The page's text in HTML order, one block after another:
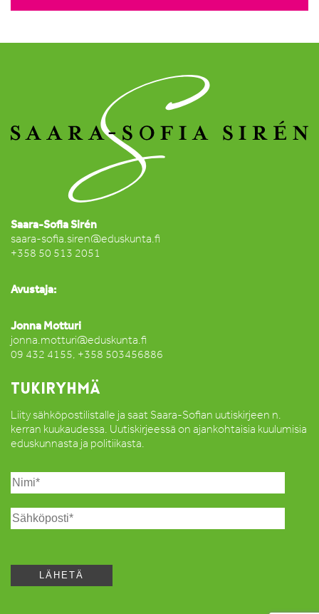
Saara-Sofia Sirén
saara-sofia.siren@eduskunta.fi
+358 50 513 2051
Avustaja:
Jonna Motturi
jonna.motturi@eduskunta.fi
09 432 4155, +358 503456886
TUKIRYHMÄ
Liity sähköpostilistalle ja saat Saara-Sofian uutiskirjeen n.
kerran kuukaudessa. Uutiskirjeessä on ajankohtaisia kuulumisia
eduskunnasta ja politiikasta.